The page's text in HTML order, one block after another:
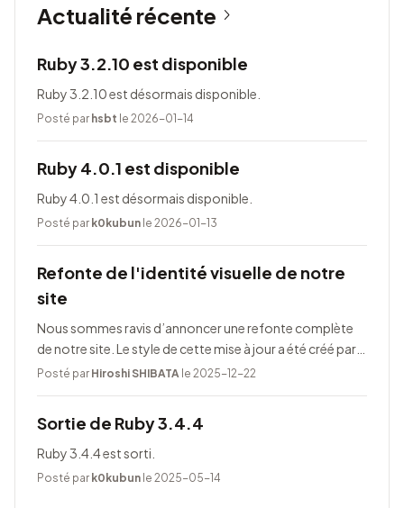
Actualité récente
Ruby 3.2.10 est disponible
Ruby 3.2.10 est désormais disponible.
Posté par hsbt le 2026-01-14
Ruby 4.0.1 est disponible
Ruby 4.0.1 est désormais disponible.
Posté par k0kubun le 2026-01-13
Refonte de l'identité visuelle de notre
site
Nous sommes ravis d’annoncer une refonte complète
de notre site. Le style de cette mise à jour a été créé par
Taeko Akatsuka.
Posté par Hiroshi SHIBATA le 2025-12-22
Sortie de Ruby 3.4.4
Ruby 3.4.4 est sorti.
Posté par k0kubun le 2025-05-14